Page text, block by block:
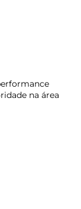
na área